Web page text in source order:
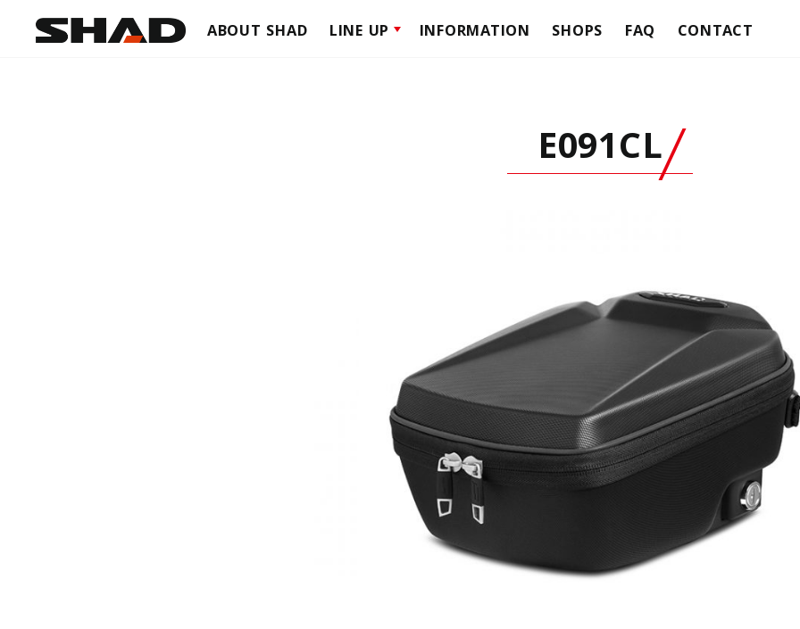
ABOUT SHAD LINE UP
フィッティングキット
SHADロック
SCOOTER HANDLEBAR LOCKS スクーターハンドルバーロック
INFORMATION SHOPS FAQ CONTACT
E091CL